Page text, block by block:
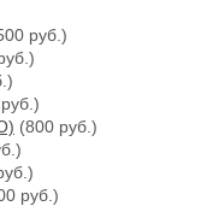
руб.)
(800 руб.)
руб.)